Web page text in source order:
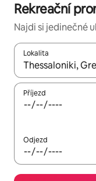
Rekreační
Najdi si jedinečné
Lokalita
Až budou
Příjezd
Odjezd